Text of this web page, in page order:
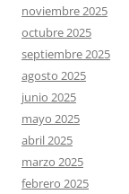
noviembre 2025
octubre 2025
septiembre 2025
agosto 2025
junio 2025
mayo 2025
abril 2025
marzo 2025
febrero 2025